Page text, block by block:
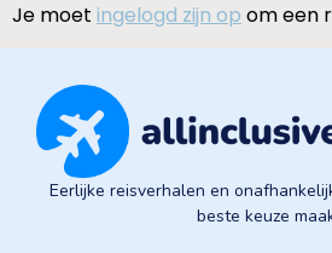
Je moet ingelogd zijn op om een
Eerlijke reisverhalen en
beste keuze